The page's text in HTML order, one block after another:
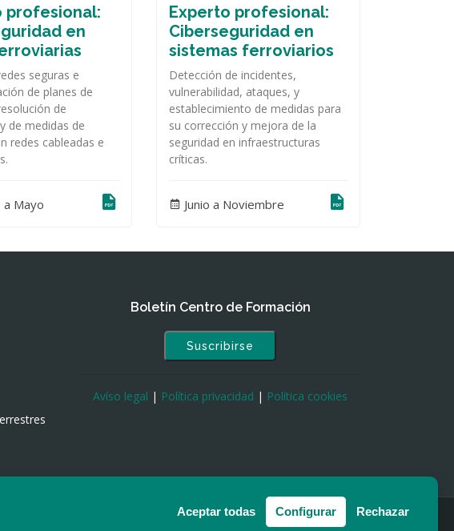
Aceptar todas Configurar Rechazar
profesional:
en
seguras e
de planes de
de
de medidas de
redes cableadas e
Mayo
Experto profesional:
Ciberseguridad en
sistemas ferroviarios
Detección de incidentes,
vulnerabilidad, ataques, y
establecimiento de medidas para
su corrección y mejora de la
seguridad en infraestructuras
críticas.
Junio a Noviembre
Boletín Centro de Formación
Suscribirse
Avíso legal | Política privacidad | Política cookies